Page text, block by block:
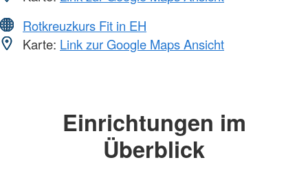
Rotkreuzkurs Fit in EH
Karte: Link zur Google Maps Ansicht
Einrichtungen im
Überblick